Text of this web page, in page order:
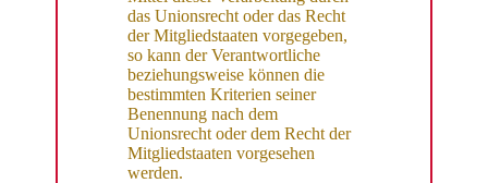
das Unionsrecht oder das Recht
der Mitgliedstaaten vorgegeben,
so kann der Verantwortliche
beziehungsweise können die
bestimmten Kriterien seiner
Benennung nach dem
Unionsrecht oder dem Recht der
Mitgliedstaaten vorgesehen
werden.